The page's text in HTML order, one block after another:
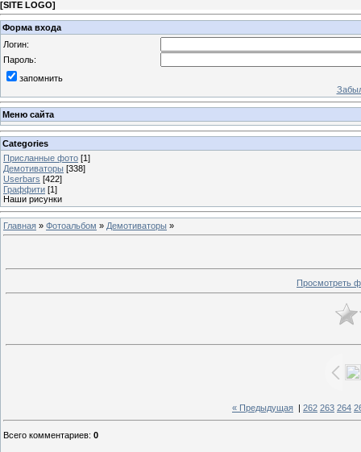
[SITE LOGO]
Форма входа
Логин:
Пароль:
запомнить
Меню сайта
Categories
Присланные фото [1]
Демотиваторы [338]
Userbars [422]
Граффити [1]
Наши рисунки
Главная » Фотоальбом » Демотиваторы »
Просмотреть
« Предыдущая 262 263 264
Всего комментариев: 0